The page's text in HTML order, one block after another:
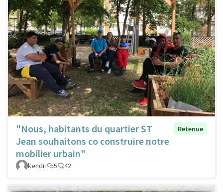
"Nous, habitants du quartier ST
Jean souhaitons co construire notre
mobilier urbain"
Retenue
kendri 5 42